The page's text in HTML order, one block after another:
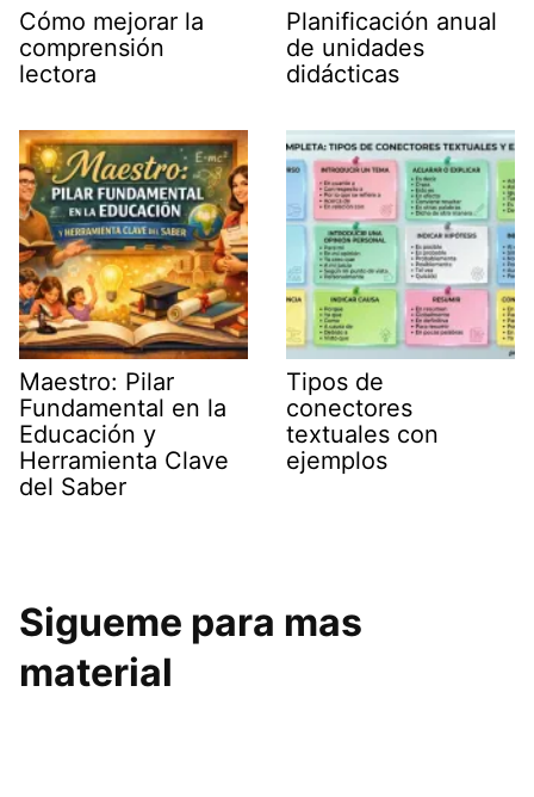
Cómo mejorar la
comprensión
lectora
Planificación anual
de unidades
didácticas
Maestro: Pilar
Fundamental en la
Educación y
Herramienta Clave
del Saber
Tipos de
conectores
textuales con
ejemplos
Sigueme para mas
material